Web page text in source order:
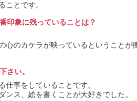
ことです。
印象に残っていることは？
心のカケラが映っているということが
さい。
仕事をしていることです。
ンス、絵を書くことが大好きでした。